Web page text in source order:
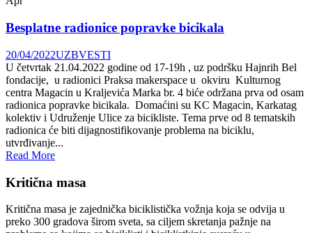
Besplatne radionice popravke bicikala
20/04/2022UZBVESTI
U četvrtak 21.04.2022 godine od 17-19h , uz podršku Hajnrih Bel
fondacije, u radionici Praksa makerspace u okviru Kulturnog
centra Magacin u Kraljevića Marka br. 4 biće održana prva od osam
radionica popravke bicikala. Domaćini su KC Magacin, Karkatag
kolektiv i Udruženje Ulice za bicikliste. Tema prve od 8 tematskih
radionica će biti dijagnostifikovanje problema na biciklu,
utvrđivanje...
Read More
Kritična masa
Kritična masa je zajednička biciklistička vožnja koja se odvija u
preko 300 gradova širom sveta, sa ciljem skretanja pažnje na